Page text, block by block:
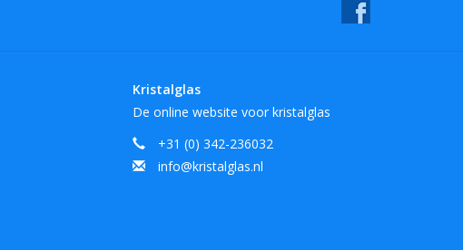
Kristalglas
De online website voor kristalglas
+31 (0) 342-236032
info@kristalglas.nl